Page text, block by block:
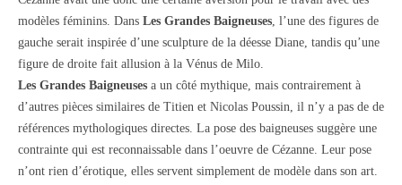
modèles féminins. Dans Les Grandes Baigneuses, l’une des figures de
gauche serait inspirée d’une sculpture de la déesse Diane, tandis qu’une
figure de droite fait allusion à la Vénus de Milo.
Les Grandes Baigneuses a un côté mythique, mais contrairement à
d’autres pièces similaires de Titien et Nicolas Poussin, il n’y a pas de de
références mythologiques directes. La pose des baigneuses suggère une
contrainte qui est reconnaissable dans l’oeuvre de Cézanne. Leur pose
n’ont rien d’érotique, elles servent simplement de modèle dans son art.